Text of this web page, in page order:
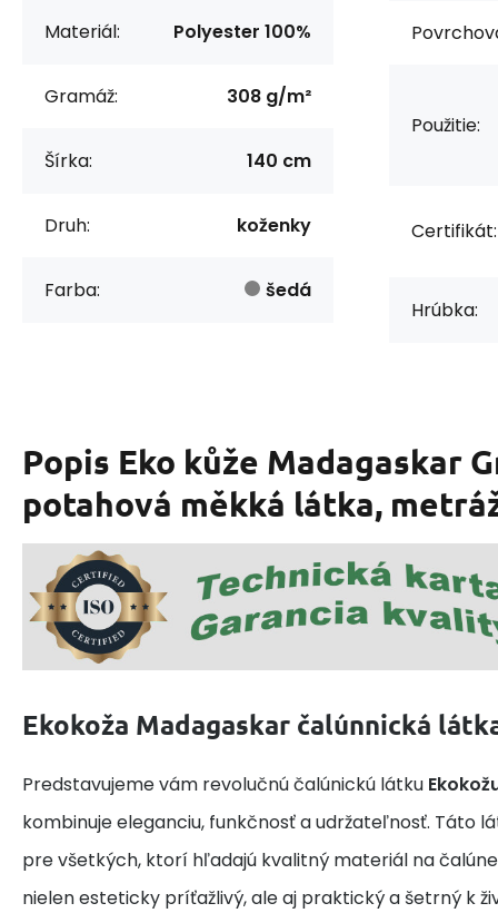
Materiál: Polyester 100%
Gramáž: 308 g/m²
Šírka: 140 cm
Druh: koženky
Farba: šedá
Použitie:
Certifikát:
Hrúbka:
Popis Eko kůže Madagaskar
potahová měkká látka,
Ekokoža Madagaskar čalúnnická
Predstavujeme vám revolučnú čalúnickú látku
kombinuje eleganciu, funkčnosť a udržateľnosť. Táto
pre všetkých, ktorí hľadajú kvalitný materiál na
nielen esteticky príťažlivý, ale aj praktický a šetrný k